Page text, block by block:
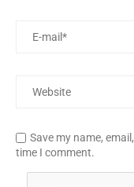
Save my name,
time I comment.